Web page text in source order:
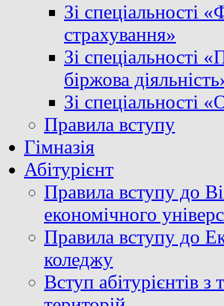
Зі спеціальності
страхування»
Зі спеціальності
біржова
Зі спеціальності
Правила вступу
Гімназія
Абітурієнт
Правила вступу до
економічного
Правила вступу до
коледжу
Вступ абітурієнтів